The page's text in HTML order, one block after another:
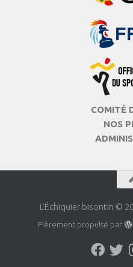
COMITÉ
NOS
L'Échiquier bisontin ©
Fièrement propulsé par